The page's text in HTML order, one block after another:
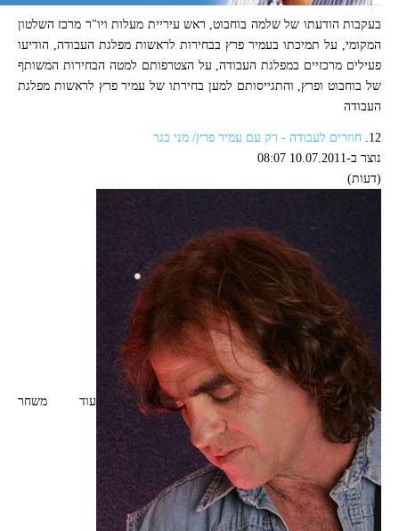
בעקבות הודעתו של שלמה בוחבוט, ראש עיריית מעלות ויו"ר מרכז השלטון
המקומי, על תמיכתו בעמיר פרץ בבחירות לראשות מפלגת העבודה, הודיעו
פעילים מרכזיים במפלגת העבודה, על הצטרפותם למטה הבחירות המשותף
של בוחבוט ופרץ, והתגייסותם למען בחירתו של עמיר פרץ לראשות מפלגת
העבודה
12. חוזרים לעבודה - רק עם עמיר פרץ/ מני בגר
נוצר ב-10.07.2011 08:07
(דעות)
עוד משחר